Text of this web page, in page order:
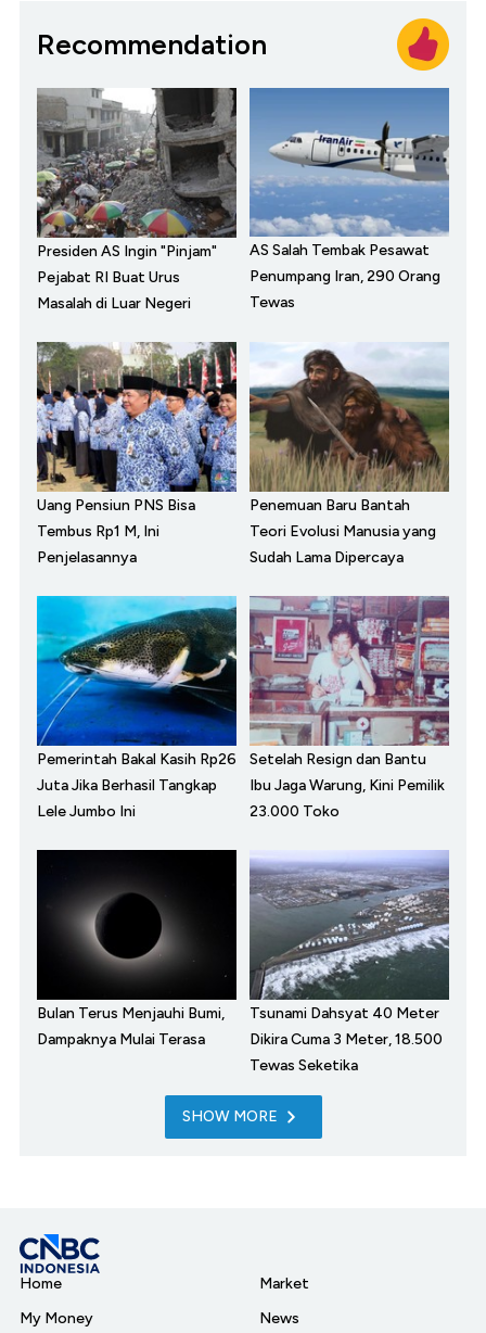
Recommendation
Presiden AS Ingin "Pinjam"
Pejabat RI Buat Urus
Masalah di Luar Negeri
AS Salah Tembak Pesawat
Penumpang Iran, 290 Orang
Tewas
Uang Pensiun PNS Bisa
Tembus Rp1 M, Ini
Penjelasannya
Penemuan Baru Bantah
Teori Evolusi Manusia yang
Sudah Lama Dipercaya
Pemerintah Bakal Kasih Rp26
Juta Jika Berhasil Tangkap
Lele Jumbo Ini
Setelah Resign dan Bantu
Ibu Jaga Warung, Kini Pemilik
23.000 Toko
Bulan Terus Menjauhi Bumi,
Dampaknya Mulai Terasa
Tsunami Dahsyat 40 Meter
Dikira Cuma 3 Meter, 18.500
Tewas Seketika
SHOW MORE
Home
My Money
Market
News